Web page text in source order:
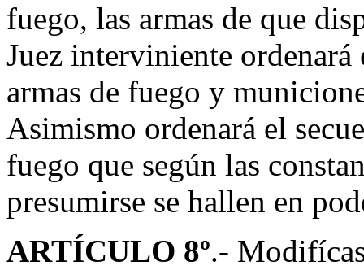
fuego, las armas de que
Juez interviniente
armas de fuego y
Asimismo ordenará el
fuego que según las
presumirse se hallen en
ARTÍCULO 8º.-